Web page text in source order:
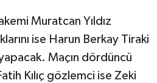
Muratcan Yıldız
ise Harun Berkay Tiraki
Maçın dördüncü
Kılıç gözlemci ise Zeki